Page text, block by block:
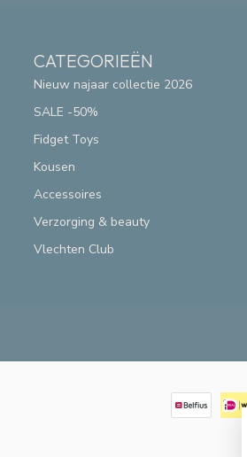
CATEGORIEËN
Nieuw najaar collectie 2026
SALE -50%
Fidget Toys
Kousen
Accessoires
Verzorging & beauty
Vlechten Club